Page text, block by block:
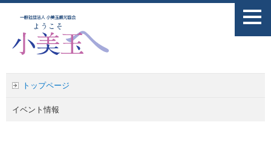
トップページ
イベント情報